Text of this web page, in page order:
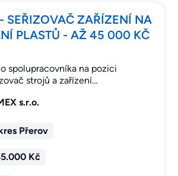
SEŘIZOVAČ ZAŘÍZENÍ NA
PLASTŮ - AŽ 45 000 KČ
spolupracovníka na pozici
strojů a zařízení…
s.r.o.
Přerov
Kč